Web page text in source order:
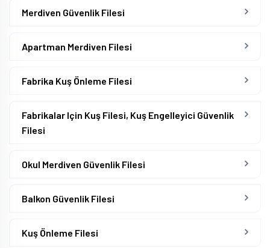
Merdiven Güvenlik Filesi
Apartman Merdiven Filesi
Fabrika Kuş Önleme Filesi
Fabrikalar Için Kuş Filesi, Kuş Engelleyici Güvenlik
Filesi
Okul Merdiven Güvenlik Filesi
Balkon Güvenlik Filesi
Kuş Önleme Filesi